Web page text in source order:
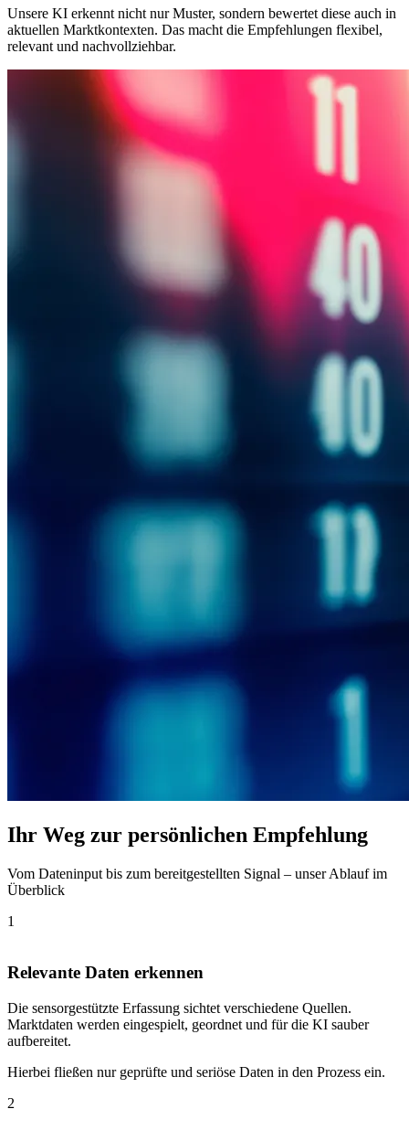
Unsere KI erkennt nicht nur Muster, sondern bewertet diese auch in
aktuellen Marktkontexten. Das macht die Empfehlungen flexibel,
relevant und nachvollziehbar.
Ihr Weg zur persönlichen Empfehlung
Vom Dateninput bis zum bereitgestellten Signal – unser Ablauf im
Überblick
1
Relevante Daten erkennen
Die sensorgestützte Erfassung sichtet verschiedene Quellen.
Marktdaten werden eingespielt, geordnet und für die KI sauber
aufbereitet.
Hierbei fließen nur geprüfte und seriöse Daten in den Prozess ein.
2